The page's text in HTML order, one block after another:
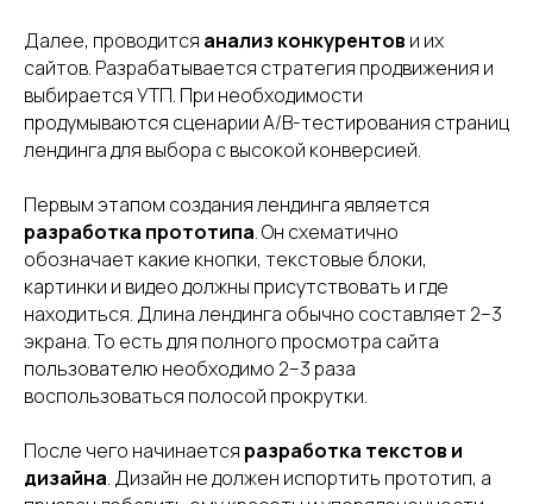
Далее, проводится анализ конкурентов и их
сайтов. Разрабатывается стратегия продвижения и
выбирается УТП. При необходимости
продумываются сценарии А/В-тестирования страниц
лендинга для выбора с высокой конверсией.
Первым этапом создания лендинга является
разработка прототипа. Он схематично
обозначает какие кнопки, текстовые блоки,
картинки и видео должны присутствовать и где
находиться. Длина лендинга обычно составляет 2–3
экрана. То есть для полного просмотра сайта
пользователю необходимо 2–3 раза
воспользоваться полосой прокрутки.
После чего начинается разработка текстов и
дизайна. Дизайн не должен испортить прототип, а